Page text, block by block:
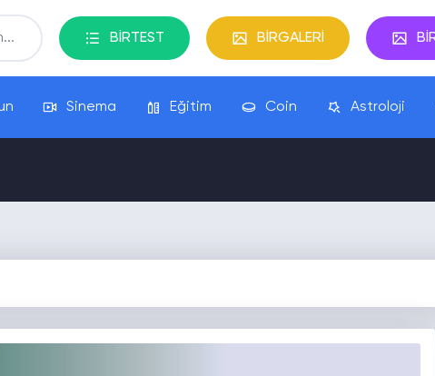
BİRTEST BİRGALERİ
Sinema Eğitim Coin Astroloji